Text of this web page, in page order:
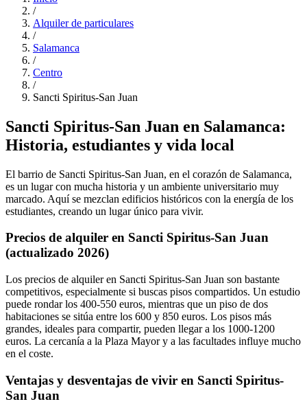
/
Alquiler de particulares
/
Salamanca
/
Centro
/
Sancti Spiritus-San Juan
Sancti Spiritus-San Juan en Salamanca:
Historia, estudiantes y vida local
El barrio de Sancti Spiritus-San Juan, en el corazón de Salamanca,
es un lugar con mucha historia y un ambiente universitario muy
marcado. Aquí se mezclan edificios históricos con la energía de los
estudiantes, creando un lugar único para vivir.
Precios de alquiler en Sancti Spiritus-San Juan
(actualizado 2026)
Los precios de alquiler en Sancti Spiritus-San Juan son bastante
competitivos, especialmente si buscas pisos compartidos. Un estudio
puede rondar los 400-550 euros, mientras que un piso de dos
habitaciones se sitúa entre los 600 y 850 euros. Los pisos más
grandes, ideales para compartir, pueden llegar a los 1000-1200
euros. La cercanía a la Plaza Mayor y a las facultades influye mucho
en el coste.
Ventajas y desventajas de vivir en Sancti Spiritus-
San Juan